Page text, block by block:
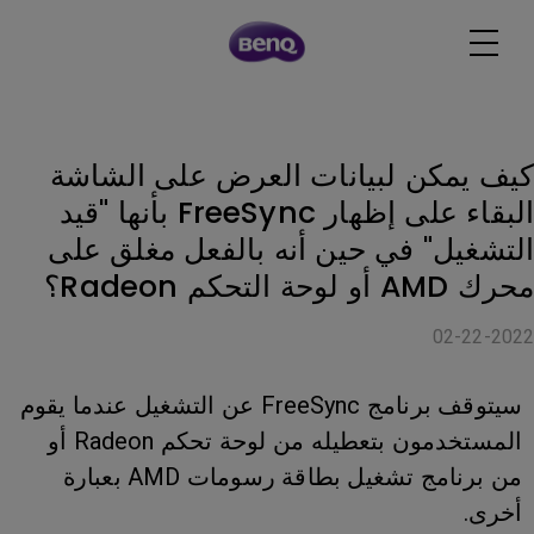
كيف يمكن لبيانات العرض على الشاشة
البقاء على إظهار FreeSync بأنها "قيد
التشغيل" في حين أنه بالفعل مغلق على
محرك AMD أو لوحة التحكم Radeon؟
02-22-2022
سيتوقف برنامج FreeSync عن التشغيل عندما يقوم
المستخدمون بتعطيله من لوحة تحكم Radeon أو
من برنامج تشغيل بطاقة رسومات AMD بعبارة
أخرى.